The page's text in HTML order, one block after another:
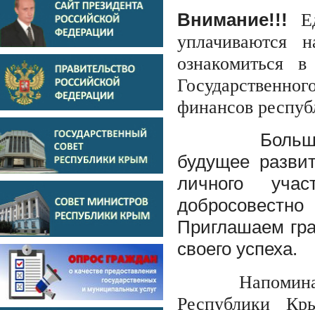
Внимание!!!
уплачиваются
финансов
Большое
будущее
личного
Приглашаем
своего успеха.
Напоминаем,
Республики